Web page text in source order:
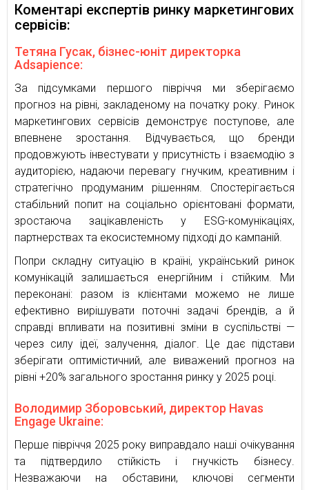
Коментарі експертів ринку маркетингових
сервісів:
Тетяна Гусак, бізнес-юніт директорка
Adsapience:
За підсумками першого півріччя ми зберігаємо
прогноз на рівні, закладеному на початку року. Ринок
маркетингових сервісів демонструє поступове, але
впевнене зростання. Відчувається, що бренди
продовжують інвестувати у присутність і взаємодію з
аудиторією, надаючи перевагу гнучким, креативним і
стратегічно продуманим рішенням. Спостерігається
стабільний попит на соціально орієнтовані формати,
зростаюча зацікавленість у ESG-комунікаціях,
партнерствах та екосистемному підході до кампаній.
Попри складну ситуацію в країні, український ринок
комунікацій залишається енергійним і стійким. Ми
переконані: разом із клієнтами можемо не лише
ефективно вирішувати поточні задачі брендів, а й
справді впливати на позитивні зміни в суспільстві —
через силу ідеї, залучення, діалог. Це дає підстави
зберігати оптимістичний, але виважений прогноз на
рівні +20% загального зростання ринку у 2025 році.
Володимир Зборовський, директор Havas
Engage Ukraine:
Перше півріччя 2025 року виправдало наші очікування
та підтвердило стійкість і гнучкість бізнесу.
Незважаючи на обставини, ключові сегменти